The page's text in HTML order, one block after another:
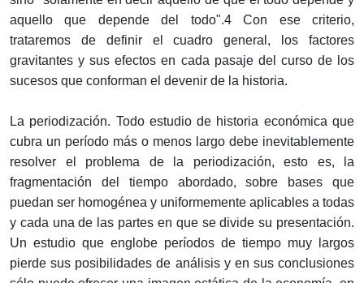
aquello que depende del todo".4 Con ese criterio,
trataremos de definir el cuadro general, los factores
gravitantes y sus efectos en cada pasaje del curso de los
sucesos que conforman el devenir de la historia.
La periodización. Todo estudio de historia económica que
cubra un período más o menos largo debe inevitablemente
resolver el problema de la periodización, esto es, la
fragmentación del tiempo abordado, sobre bases que
puedan ser homogénea y uniformemente aplicables a todas
y cada una de las partes en que se divide su presentación.
Un estudio que englobe períodos de tiempo muy largos
pierde sus posibilidades de análisis y en sus conclusiones